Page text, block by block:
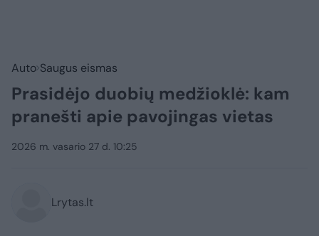
Auto Saugus eismas
Prasidėjo duobių medžioklė: kam
pranešti apie pavojingas vietas
2026 m. vasario 27 d. 10:25
Lrytas.lt